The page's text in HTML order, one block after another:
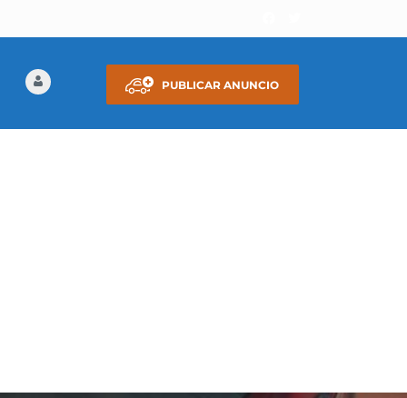
PUBLICAR ANUNCIO